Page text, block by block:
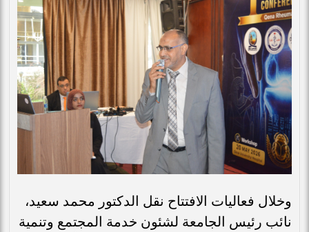
وخلال فعاليات الافتتاح نقل الدكتور محمد سعيد،
نائب رئيس الجامعة لشئون خدمة المجتمع وتنمية